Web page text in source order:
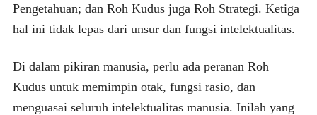
Pengetahuan; dan Roh Kudus juga Roh Strategi. Ketiga
hal ini tidak lepas dari unsur dan fungsi intelektualitas.
Di dalam pikiran manusia, perlu ada peranan Roh
Kudus untuk memimpin otak, fungsi rasio, dan
menguasai seluruh intelektualitas manusia. Inilah yang